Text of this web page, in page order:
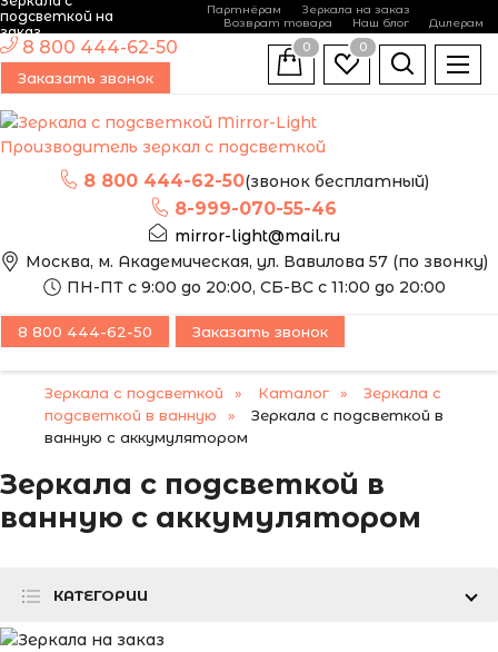
подсветкой на
заказ
Партнёрам
Зеркала на заказ
Возврат товара
Наш блог Дилерам
Производитель зеркал с подсветкой
8 800 444-62-50(звонок бесплатный)
8-999-070-55-46
mirror-light@mail.ru
Москва, м. Академическая, ул. Вавилова 57 (по звонку)
ПН-ПТ с 9:00 до 20:00, СБ-ВС с 11:00 до 20:00
8 800 444-62-50
Заказать звонок
0
0
8 800 444-62-50 Заказать звонок
Зеркала с подсветкой Каталог
Зеркала с
подсветкой в ванную
Зеркала с подсветкой в
ванную с аккумулятором
Зеркала с подсветкой в
ванную с аккумулятором
КАТЕГОРИИ